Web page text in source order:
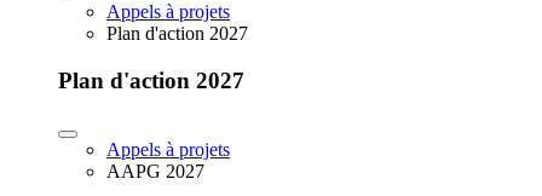
Appels à projets
Plan d'action 2027
Plan d'action 2027
Appels à projets
AAPG 2027